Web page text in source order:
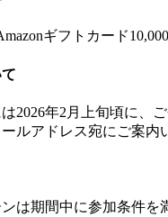
ギフトカード
2026年2月上旬頃に、
ルアドレス宛にご案内
ンは期間中に参加条件を